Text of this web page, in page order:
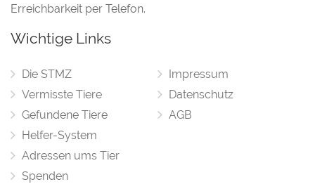
Erreichbarkeit per Telefon.
Wichtige Links
Die STMZ
Vermisste Tiere
Gefundene Tiere
Helfer-System
Adressen ums Tier
Spenden
Impressum
Datenschutz
AGB